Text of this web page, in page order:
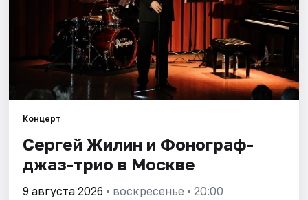
События
Площадки
Артисты
Концерт
Сергей Жилин и Фонограф-
джаз-трио в Москве
9 августа 2026 • воскресенье • 20:00